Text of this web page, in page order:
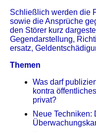
Schließlich werden die
sowie die Ansprüche
den Störer kurz
Gegendarstellung,
ersatz,
Themen
Was darf
kontra
privat?
Neue Techniken: